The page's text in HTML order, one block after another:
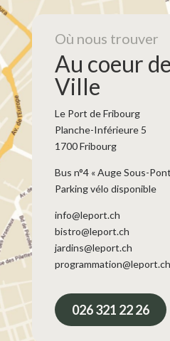
Où nous trouver
Au coeur
Ville
Le Port de Fribourg
Planche-Inférieure 5
1700 Fribourg
Bus n°4 « Auge Sous-
Parking vélo disponible
info@leport.ch
bistro@leport.ch
jardins@leport.ch
programmation@leport.ch
026 321 22 26